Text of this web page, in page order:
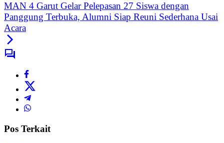
MAN 4 Garut Gelar Pelepasan 27 Siswa dengan
Panggung Terbuka, Alumni Siap Reuni Sederhana Usai
Acara
Pos Terkait